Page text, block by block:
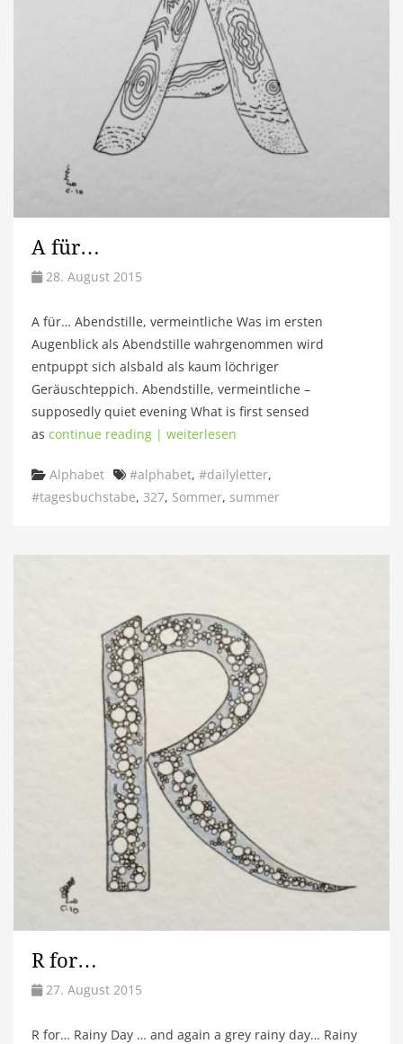
A für…
28. August 2015
A für… Abendstille, vermeintliche Was im ersten
Augenblick als Abendstille wahrgenommen wird
entpuppt sich alsbald als kaum löchriger
Geräuschteppich. Abendstille, vermeintliche –
supposedly quiet evening What is first sensed
as continue reading | weiterlesen
Categories
Alphabet Tags
#alphabet, #dailyletter,
#tagesbuchstabe, 327, Sommer, summer
R for…
27. August 2015
R for… Rainy Day … and again a grey rainy day… Rainy